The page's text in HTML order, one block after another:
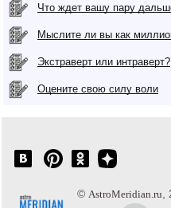
Что ждет вашу пару
Мыслите ли вы как
Экстраверт или интраверт?
Оцените свою силу воли
© AstroMeridian.ru